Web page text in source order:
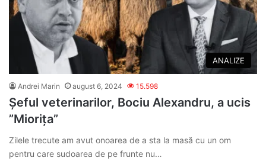
ANALIZE
Andrei Marin august 6, 2024 15.598
Șeful veterinarilor, Bociu Alexandru, a ucis
”Miorița”
Zilele trecute am avut onoarea de a sta la masă cu un om
pentru care sudoarea de pe frunte nu…